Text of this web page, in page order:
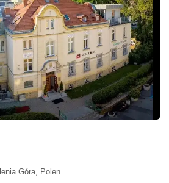
Góra, Polen